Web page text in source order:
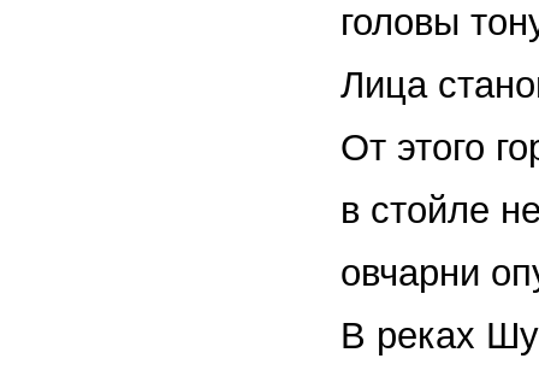
головы
Лица
От этого
в стойле
овчарни
В реках